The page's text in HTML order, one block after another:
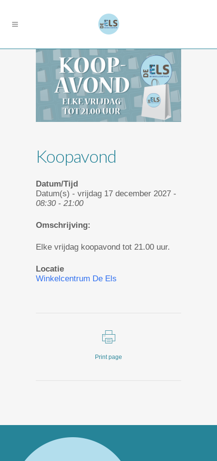
Koopavond
Datum/Tijd
Datum(s) - vrijdag 17 december 2027 -
08:30 - 21:00
Omschrijving:
Elke vrijdag koopavond tot 21.00 uur.
Locatie
Winkelcentrum De Els
Print page